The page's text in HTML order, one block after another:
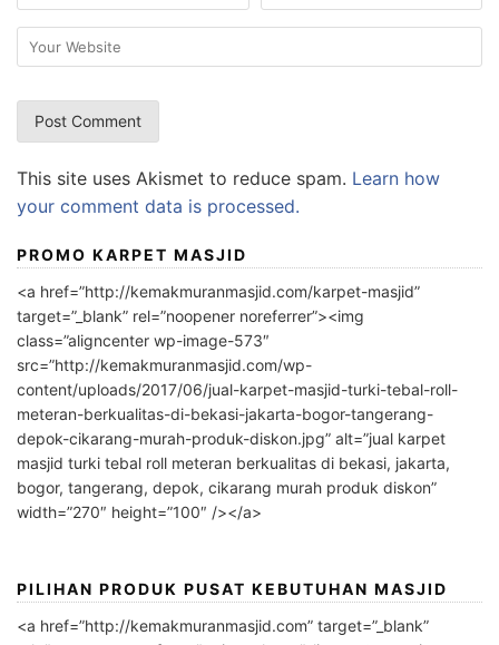
This site uses Akismet to reduce spam. Learn how
your comment data is processed.
PROMO KARPET MASJID
<a href=”http://kemakmuranmasjid.com/karpet-masjid”
target=”_blank” rel=”noopener noreferrer”><img
class=”aligncenter wp-image-573″
src=”http://kemakmuranmasjid.com/wp-
content/uploads/2017/06/jual-karpet-masjid-turki-tebal-roll-
meteran-berkualitas-di-bekasi-jakarta-bogor-tangerang-
depok-cikarang-murah-produk-diskon.jpg” alt=”jual karpet
masjid turki tebal roll meteran berkualitas di bekasi, jakarta,
bogor, tangerang, depok, cikarang murah produk diskon”
width=”270″ height=”100″ /></a>
PILIHAN PRODUK PUSAT KEBUTUHAN MASJID
<a href=”http://kemakmuranmasjid.com” target=”_blank”